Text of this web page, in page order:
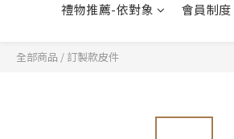
禮物推薦-依對象
會員制度
全部商品 / 訂製款皮件